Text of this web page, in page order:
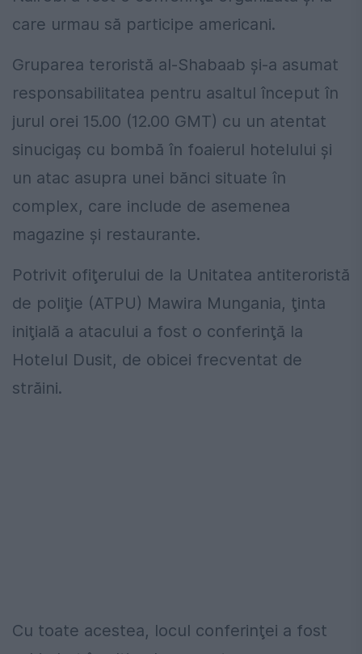
care urmau să participe americani.
Gruparea teroristă al-Shabaab şi-a asumat
responsabilitatea pentru asaltul început în
jurul orei 15.00 (12.00 GMT) cu un atentat
sinucigaş cu bombă în foaierul hotelului şi
un atac asupra unei bănci situate în
complex, care include de asemenea
magazine şi restaurante.
Potrivit ofiţerului de la Unitatea antiteroristă
de poliţie (ATPU) Mawira Mungania, ţinta
iniţială a atacului a fost o conferinţă la
Hotelul Dusit, de obicei frecventat de
străini.
Cu toate acestea, locul conferinţei a fost